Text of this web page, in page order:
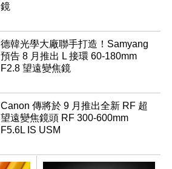
鏡
德韓光學大廠聯手打造！Samyang
預告 8 月推出 L 接環 60-180mm
F2.8 望遠變焦鏡
Canon 傳將於 9 月推出全新 RF 超
望遠變焦鏡頭 RF 300-600mm
F5.6L IS USM